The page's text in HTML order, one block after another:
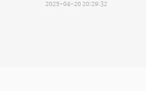
2025-04-20 20:29:32